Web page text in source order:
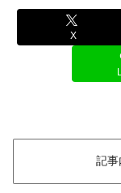
X
記事